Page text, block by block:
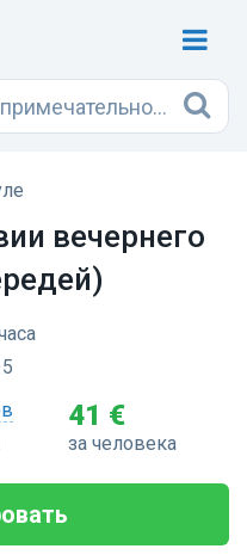
вечернего
41 €
за человека